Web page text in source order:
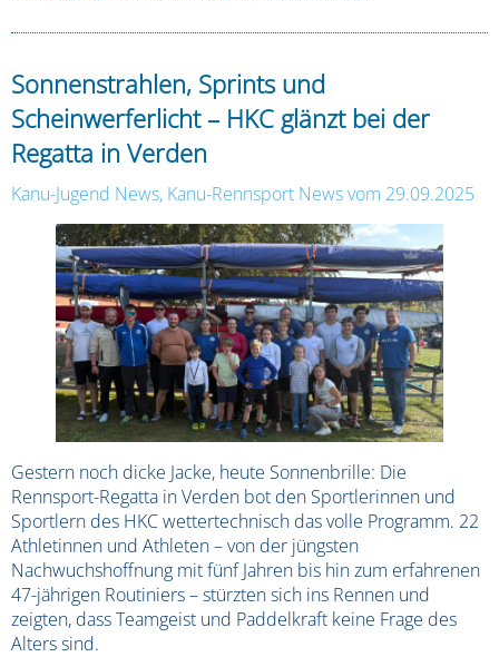
Sonnenstrahlen, Sprints und
Scheinwerferlicht – HKC glänzt bei der
Regatta in Verden
Kanu-Jugend News, Kanu-Rennsport Newsvom 29.09.2025
Gestern noch dicke Jacke, heute Sonnenbrille: Die
Rennsport-Regatta in Verden bot den Sportlerinnen und
Sportlern des HKC wettertechnisch das volle Programm. 22
Athletinnen und Athleten – von der jüngsten
Nachwuchshoffnung mit fünf Jahren bis hin zum erfahrenen
47-jährigen Routiniers – stürzten sich ins Rennen und
zeigten, dass Teamgeist und Paddelkraft keine Frage des
Alters sind.